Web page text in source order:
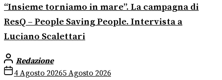
“Insieme torniamo in mare”. La campagna di
ResQ – People Saving People. Intervista a
Luciano Scalettari
Redazione
4 Agosto 20265 Agosto 2026